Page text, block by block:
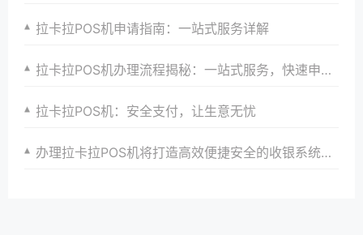
拉卡拉POS机申请指南：一站式服务详解
拉卡拉POS机办理流程揭秘：一站式服务，快速申请，高效收银，助力商家赢在起跑线
拉卡拉POS机：安全支付，让生意无忧
办理拉卡拉POS机将打造高效便捷安全的收银系统以提升商家收银效率以及品牌形象和顾客支付体验并助力商家快速发展与成长壮大